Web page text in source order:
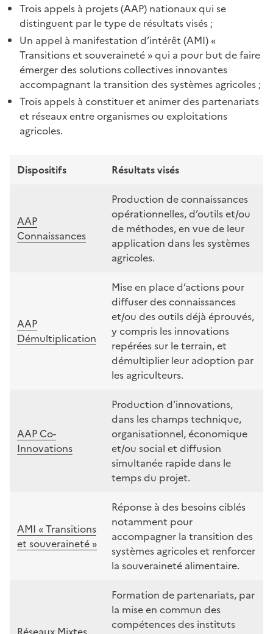
Trois appels à projets (AAP) nationaux qui se
distinguent par le type de résultats visés ;
Un appel à manifestation d’intérêt (AMI) «
Transitions et souveraineté » qui a pour but defaire
émerger des solutions collectives innovantes
accompagnant la transition des systèmes agricoles ;
Trois appels à constituer et animer des partenariats
et réseaux entre organismes ou exploitations
agricoles.
Dispositifs Résultats visés
AAP
Connaissances
Production de connaissances
opérationnelles, d’outils et/ou
de méthodes, en vue de leur
application dans les systèmes
agricoles.
AAP
Démultiplication
Mise en place d’actions pour
diffuser des connaissances
et/ou des outils déjà éprouvés,
y compris les innovations
repérées sur le terrain, et
démultiplier leur adoption par
les agriculteurs.
AAP Co-
Innovations
Production d’innovations,
dans les champs technique,
organisationnel, économique
et/ou social et diffusion
simultanée rapide dans le
temps du projet.
AMI « Transitions
et souveraineté »
Réponse à des besoins ciblés
notamment pour
accompagner la transition des
systèmes agricoles et renforcer
la souveraineté alimentaire.
Formation de partenariats, par
la mise en commun des
compétences des instituts